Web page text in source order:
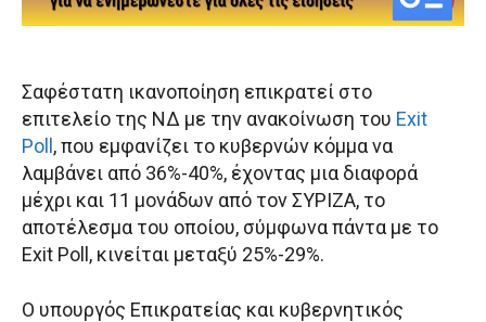
Σαφέστατη ικανοποίηση επικρατεί στο
επιτελείο της ΝΔ με την ανακοίνωση του Exit
Poll , που εμφανίζει το κυβερνών κόμμα να
λαμβάνει από 36%-40%, έχοντας μια διαφορά
μέχρι και 11 μονάδων από τον ΣΥΡΙΖΑ, το
αποτέλεσμα του οποίου, σύμφωνα πάντα με το
Exit Poll, κινείται μεταξύ 25%-29%.
Ο υπουργός Επικρατείας και κυβερνητικός